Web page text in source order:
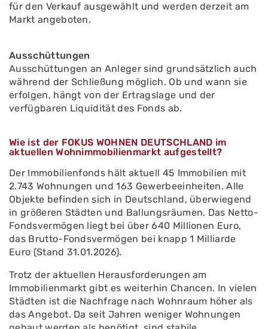
für den Verkauf ausgewählt und werden derzeit am
Markt angeboten.
Ausschüttungen
Ausschüttungen an Anleger sind grundsätzlich auch
während der Schließung möglich. Ob und wann sie
erfolgen, hängt von der Ertragslage und der
verfügbaren Liquidität des Fonds ab.
Wie ist der FOKUS WOHNEN DEUTSCHLAND im
aktuellen Wohnimmobilienmarkt aufgestellt?
Der Immobilienfonds hält aktuell 45 Immobilien mit
2.743 Wohnungen und 163 Gewerbeeinheiten. Alle
Objekte befinden sich in Deutschland, überwiegend
in größeren Städten und Ballungsräumen. Das Netto-
Fondsvermögen liegt bei über 640 Millionen Euro,
das Brutto-Fondsvermögen bei knapp 1 Milliarde
Euro (Stand 31.01.2026).
Trotz der aktuellen Herausforderungen am
Immobilienmarkt gibt es weiterhin Chancen. In vielen
Städten ist die Nachfrage nach Wohnraum höher als
das Angebot. Da seit Jahren weniger Wohnungen